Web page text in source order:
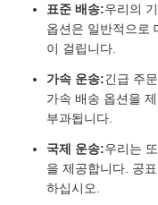
표준 배송:우리의
옵션은 일반적으로
이 걸립니다.
가속 운송:긴급 주
가속 배송 옵션을
부과됩니다.
국제 운송:우리는
을 제공합니다. 공
하십시오.